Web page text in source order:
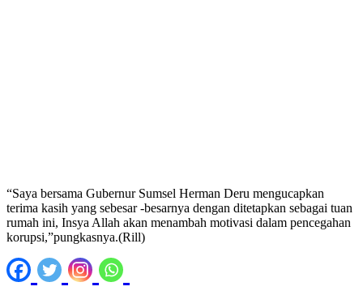
“Saya bersama Gubernur Sumsel Herman Deru mengucapkan
terima kasih yang sebesar -besarnya dengan ditetapkan sebagai tuan
rumah ini, Insya Allah akan menambah motivasi dalam pencegahan
korupsi,”pungkasnya.(Rill)